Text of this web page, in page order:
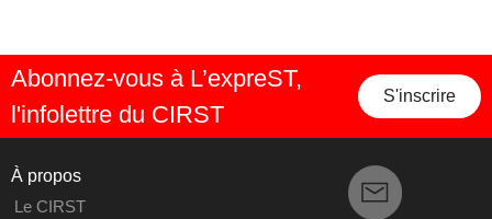
Abonnez-vous à L’expreST,
l'infolettre du CIRST
S'inscrire
À propos
Le CIRST